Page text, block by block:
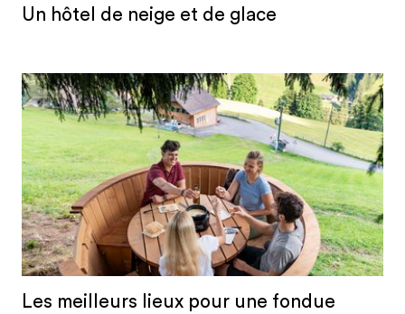
Un hôtel de neige et de glace
Les meilleurs lieux pour une fondue